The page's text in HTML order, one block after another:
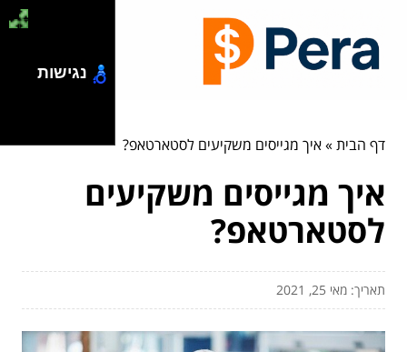
דף הבית»איך מגייסים משקיעים לסטארטאפ?
איך מגייסים משקיעים
לסטארטאפ?
תאריך: מאי 25, 2021
נגישות